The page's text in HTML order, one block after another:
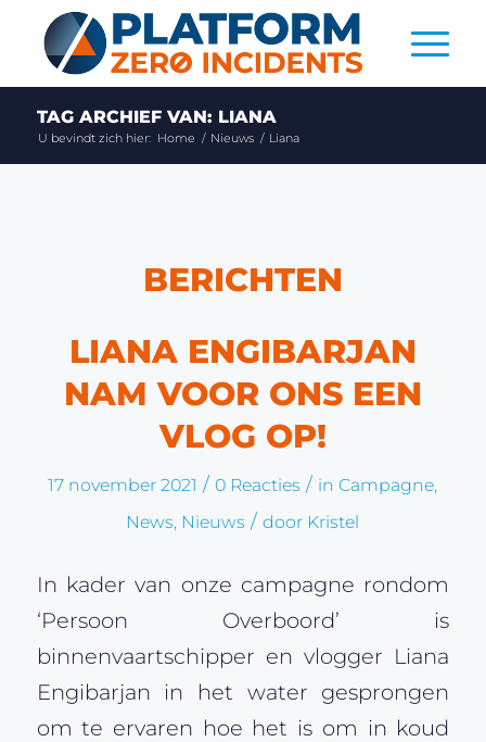
TAG ARCHIEF VAN: LIANA
U bevindt zich hier: Home / Nieuws / Liana
BERICHTEN
LIANA ENGIBARJAN
NAM VOOR ONS EEN
VLOG OP!
17 november 2021 / 0 Reacties / inCampagne,
News, Nieuws / door Kristel
In kader van onze campagne rondom
‘Persoon Overboord’ is
binnenvaartschipper en vlogger Liana
Engibarjan in het water gesprongen
om te ervaren hoe het is om in koud